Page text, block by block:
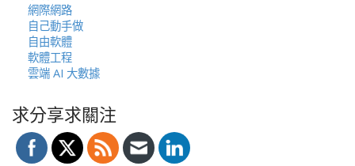
網際網路
自己動手做
自由軟體
軟體工程
雲端 AI 大數據
求分享求關注